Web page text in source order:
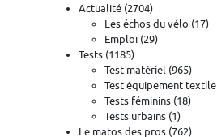
Actualité (2704)
Les échos du vélo (17)
Emploi (29)
Tests (1185)
Test matériel (965)
Test équipement textile
Tests féminins (18)
Tests urbains (1)
Le matos des pros (762)